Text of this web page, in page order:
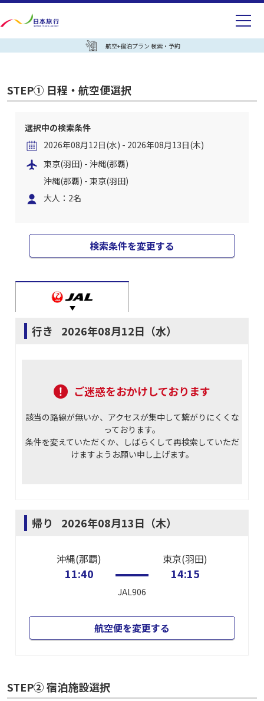
航空+宿泊プラン 検索・予約
STEP① 日程・航空便選択
選択中の検索条件
2026年08月12日(水) - 2026年08月13日(木)
東京(羽田) - 沖縄(那覇)
沖縄(那覇) - 東京(羽田)
大人：2名
検索条件を変更する
行き 2026年08月12日（水）
ご迷惑をおかけしております
該当の路線が無いか、アクセスが集中して繋がりにくくな
っております。
条件を変えていただくか、しばらくして再検索していただ
けますようお願い申し上げます。
帰り 2026年08月13日（木）
沖縄(那覇)
11:40
JAL906
東京(羽田)
14:15
航空便を変更する
STEP② 宿泊施設選択